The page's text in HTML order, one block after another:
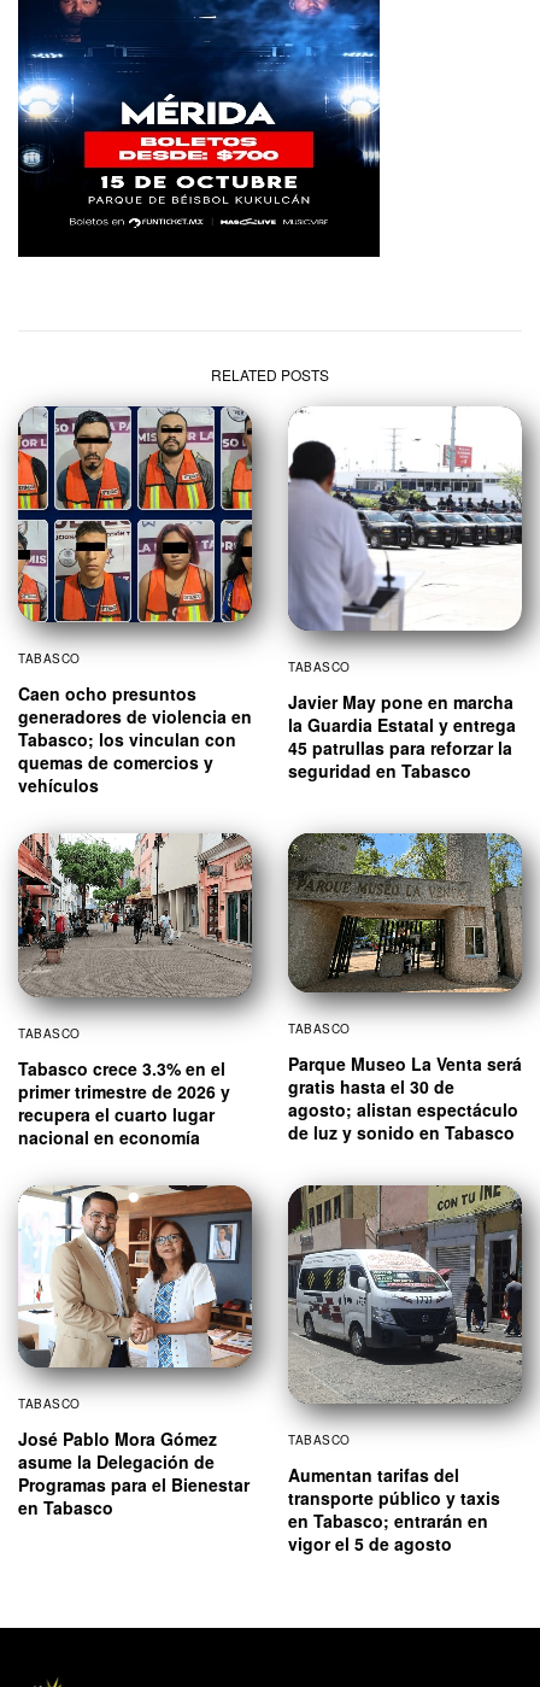
RELATED POSTS
TABASCO
Caen ocho presuntos
generadores de violencia en
Tabasco; los vinculan con
quemas de comercios y
vehículos
TABASCO
Javier May pone en marcha
la Guardia Estatal y entrega
45 patrullas para reforzar la
seguridad en Tabasco
TABASCO
Tabasco crece 3.3% en el
primer trimestre de 2026 y
recupera el cuarto lugar
nacional en economía
TABASCO
Parque Museo La Venta será
gratis hasta el 30 de
agosto; alistan espectáculo
de luz y sonido en Tabasco
TABASCO
José Pablo Mora Gómez
asume la Delegación de
Programas para el Bienestar
en Tabasco
TABASCO
Aumentan tarifas del
transporte público y taxis
en Tabasco; entrarán en
vigor el 5 de agosto